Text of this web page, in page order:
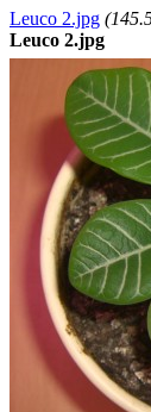
Leuco 2.jpg
Leuco 2.jpg